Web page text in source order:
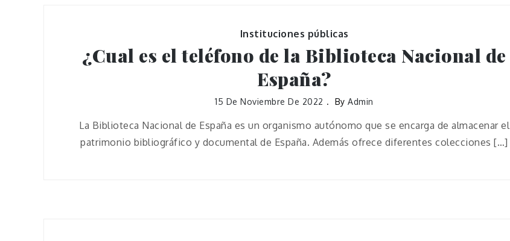
Instituciones públicas
¿Cual es el teléfono de la Biblioteca Nacional de
España?
15 De Noviembre De 2022 ByAdmin
La Biblioteca Nacional de España es un organismo autónomo​ que se encarga de almacenar el
patrimonio bibliográfico y documental de España. Además ofrece diferentes colecciones […]